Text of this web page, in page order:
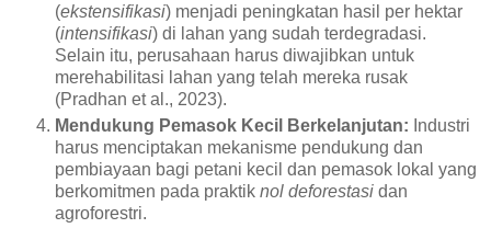
(ekstensifikasi) menjadi peningkatan hasil per hektar
(intensifikasi) di lahan yang sudah terdegradasi.
Selain itu, perusahaan harus diwajibkan untuk
merehabilitasi lahan yang telah mereka rusak
(Pradhan et al., 2023).
Mendukung Pemasok Kecil Berkelanjutan: Industri
harus menciptakan mekanisme pendukung dan
pembiayaan bagi petani kecil dan pemasok lokal yang
berkomitmen pada praktik nol deforestasi dan
agroforestri.